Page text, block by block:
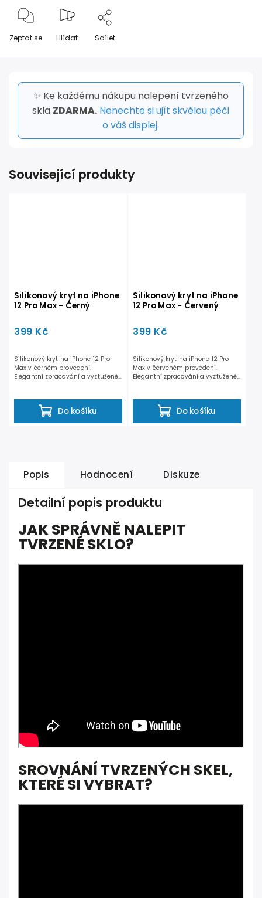
Zeptat se Hlídat Sdílet
✨ Ke každému nákupu nalepení tvrzeného
skla ZDARMA. Nenechte si ujít skvělou péči
o váš displej.
Související produkty
Silikonový kryt na iPhone
12 Pro Max - Černý
399 Kč
Do košíku
Silikonový kryt na iPhone 12 Pro
Max v černém provedení.
Elegantní zpracování a vyztužené
Silikonový kryt na iPhone
12 Pro Max - Červený
399 Kč
Do košíku
Silikonový kryt na iPhone 12 Pro
Max v červeném provedení.
Elegantní zpracování a vyztužené
Popis Hodnocení Diskuze
Detailní popis produktu
JAK SPRÁVNĚ NALEPIT
TVRZENÉ SKLO?
SROVNÁNÍ TVRZENÝCH SKEL,
KTERÉ SI VYBRAT?